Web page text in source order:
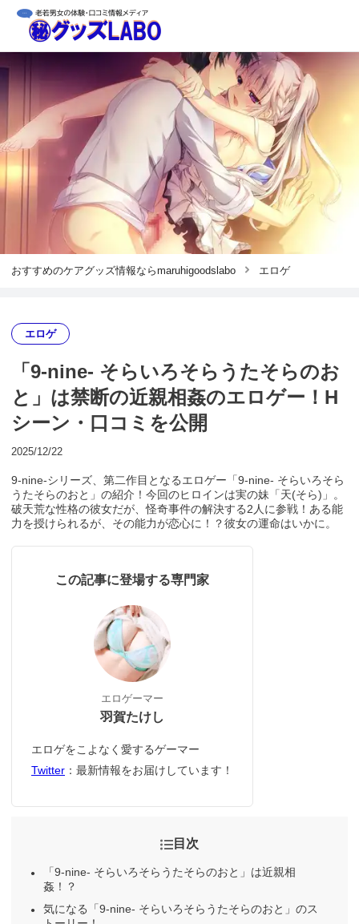
おすすめのケアグッズ情報ならmaruhigoodslabo エロゲ
エロゲ
「9-nine- そらいろそらうたそらのお
と」は禁断の近親相姦のエロゲー！H
シーン・口コミを公開
2025/12/22
9-nine-シリーズ、第二作目となるエロゲー「9-nine- そらいろそら
うたそらのおと」の紹介！今回のヒロインは実の妹「天(そら)」。
破天荒な性格の彼女だが、怪奇事件の解決する2人に参戦！ある能
力を授けられるが、その能力が恋心に！？彼女の運命はいかに。
この記事に登場する専門家
エロゲーマー
羽賀たけし
エロゲをこよなく愛するゲーマー
Twitter ：最新情報をお届けしています！
目次
「9-nine- そらいろそらうたそらのおと」は近親相
姦！？
気になる「9-nine- そらいろそらうたそらのおと」のス